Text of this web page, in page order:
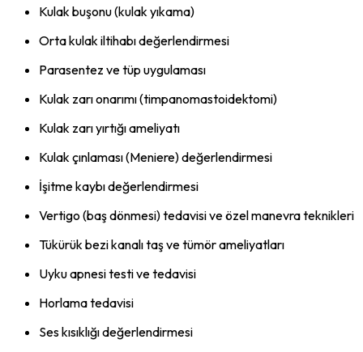
Kulak buşonu (kulak yıkama)
Orta kulak iltihabı değerlendirmesi
Parasentez ve tüp uygulaması
Kulak zarı onarımı (timpanomastoidektomi)
Kulak zarı yırtığı ameliyatı
Kulak çınlaması (Meniere) değerlendirmesi
İşitme kaybı değerlendirmesi
Vertigo (baş dönmesi) tedavisi ve özel manevra teknikleri
Tükürük bezi kanalı taş ve tümör ameliyatları
Uyku apnesi testi ve tedavisi
Horlama tedavisi
Ses kısıklığı değerlendirmesi